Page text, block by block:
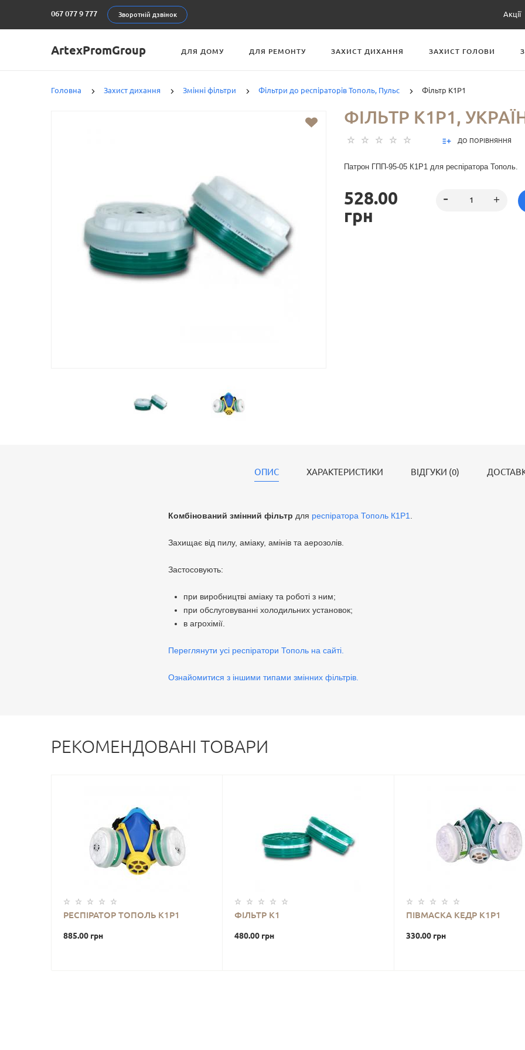
067 077 9 777 Зворотній дзвінок Акції
ArtexPromGroup ДЛЯ ДОМУ ДЛЯ РЕМОНТУ ЗАХИСТ ДИХАННЯ ЗАХИСТ ГОЛОВИ
Головна Захист дихання Змінні фільтри Фільтри до респіраторів Тополь, Пульс Фільтр К1Р1
ФІЛЬТР К1Р1,
ДО ПОРІВНЯННЯ
Патрон ГПП-95-05 К1Р1 для респіратора Тополь.
528.00
грн
ОПИС ХАРАКТЕРИСТИКИ ВІДГУКИ (0)
Комбінований змінний фільтр для респіратора Тополь К1Р1
Захищає від пилу, аміаку, амінів та аерозолів.
Застосовують:
при виробництві аміаку та роботі з ним;
при обслуговуванні холодильних установок;
в агрохімії.
Переглянути усі респіратори Тополь на сайті.
Ознайомитися з іншими типами змінних фільтрів.
РЕКОМЕНДОВАНІ ТОВАРИ
РЕСПІРАТОР ТОПОЛЬ К1Р1
885.00 грн
ФІЛЬТР К1
480.00 грн
ПІВМАСКА КЕДР K1P1
330.00 грн